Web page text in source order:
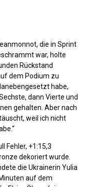
die in Sprint
war, holte
Rückstand
dem Podium zu
habe,
dann Vierte und
gehalten. Aber nach
weil ich nicht
Fehler, +1:15,3
dekoriert wurde.
die Ukrainerin Yulia
auf dem